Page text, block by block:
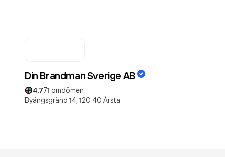
Din Brandman Sverige AB
4.771 omdömen
Byängsgränd 14, 120 40 Årsta